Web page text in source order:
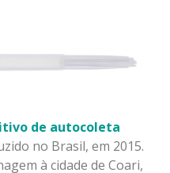
de autocoleta
no Brasil, em 2015.
à cidade de Coari,